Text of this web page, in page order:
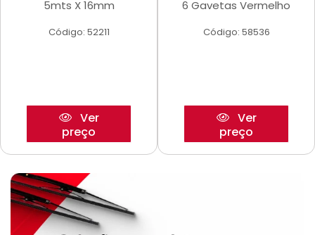
5mts X 16mm
Código: 52211
Ver
preço
6 Gavetas Vermelho
Código: 58536
Ver
preço